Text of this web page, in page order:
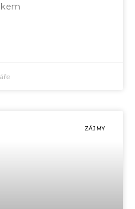
ZÁJMY